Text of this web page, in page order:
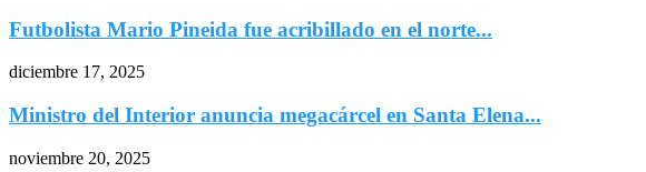
Futbolista Mario Pineida fue acribillado en el norte...
diciembre 17, 2025
Ministro del Interior anuncia megacárcel en Santa Elena...
noviembre 20, 2025